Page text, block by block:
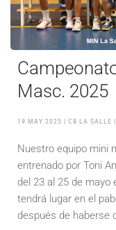
Masc. 2025
19 MAY 2025 | CB LA SALLE |
Nuestro equipo mini
entrenado por Toni
del 23 al 25 de mayo
tendrá lugar en el
después de haberse